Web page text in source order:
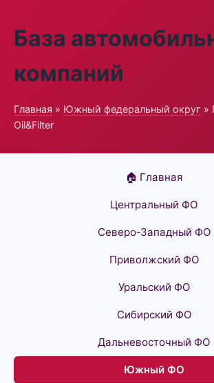
База
компаний
Главная » Южный федеральный округ »
Oil&Filter
🏠 Главная
Центральный ФО
Северо-Западный ФО
Приволжский ФО
Уральский ФО
Сибирский ФО
Дальневосточный ФО
Южный ФО